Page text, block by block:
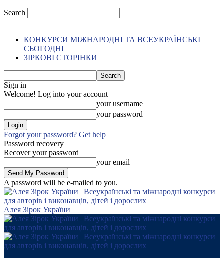
Search
КОНКУРСИ МІЖНАРОДНІ ТА ВСЕУКРАЇНСЬКІ
СЬОГОДНІ
ЗІРКОВІ СТОРІНКИ
Sign in
Welcome! Log into your account
your username
your password
Forgot your password? Get help
Password recovery
Recover your password
your email
A password will be e-mailed to you.
Алея Зірок України